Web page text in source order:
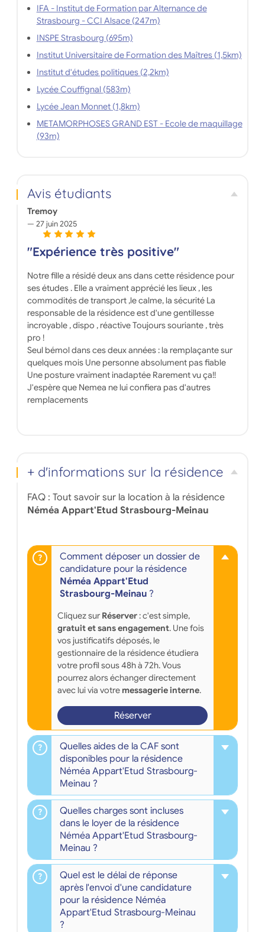
IFA - Institut de Formation par Alternance de
Strasbourg - CCI Alsace (247m)
INSPE Strasbourg (695m)
Institut Universitaire de Formation des Maîtres (1,5km)
Institut d'études politiques (2,2km)
Lycée Couffignal (583m)
Lycée Jean Monnet (1,8km)
METAMORPHOSES GRAND EST - Ecole de maquillage
(93m)
Avis étudiants
Tremoy
27 juin 2025
"Expérience très positive"
Notre fille a résidé deux ans dans cette résidence pour
ses études . Elle a vraiment apprécié les lieux , les
commodités de transport ,le calme, la sécurité La
responsable de la résidence est d'une gentillesse
incroyable , dispo , réactive Toujours souriante , très
pro !
Seul bémol dans ces deux années : la remplaçante sur
quelques mois Une personne absolument pas fiable
Une posture vraiment inadaptée Rarement vu ça!!
J'espère que Nemea ne lui confiera pas d'autres
remplacements
+ d'informations sur la résidence
FAQ : Tout savoir sur la location à la résidence
Néméa Appart'Etud Strasbourg-Meinau
Comment déposer un dossier de
candidature pour la résidence
Néméa Appart'Etud
Strasbourg-Meinau?
Cliquez sur Réserver: c'est simple,
gratuit et sans engagement. Une fois
vos justificatifs déposés, le
gestionnaire de la résidence étudiera
votre profil sous 48h à 72h. Vous
pourrez alors échanger directement
avec lui via votre messagerie interne.
Réserver
Quelles aides de la CAF sont
disponibles pour la résidence
Néméa Appart'Etud Strasbourg-
Meinau ?
Quelles charges sont incluses
dans le loyer de la résidence
Néméa Appart'Etud Strasbourg-
Meinau ?
Quel est le délai de réponse
après l'envoi d'une candidature
pour la résidence Néméa
Appart'Etud Strasbourg-Meinau
?